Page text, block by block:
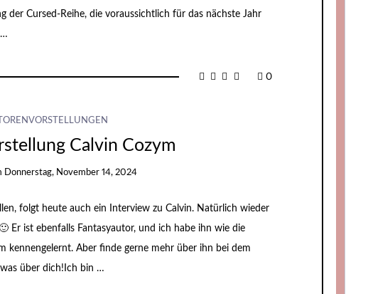
der Cursed-Reihe, die voraussichtlich für das nächste Jahr
…
0
Calvin Cozym
Donnerstag, November 14, 2024
folgt heute auch ein Interview zu Calvin. Natürlich wieder
Er ist ebenfalls Fantasyautor, und ich habe ihn wie die
kennengelernt. Aber finde gerne mehr über ihn bei dem
über dich!Ich bin …